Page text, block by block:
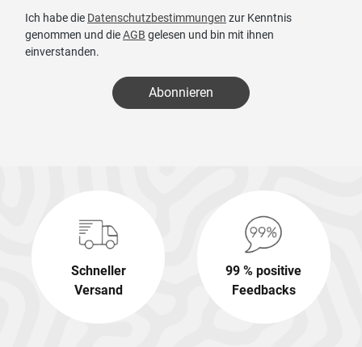
Ich habe die Datenschutzbestimmungen zur Kenntnis
genommen und dieAGB gelesen und bin mit ihnen
einverstanden.
Abonnieren
Schneller
Versand
99 % positive
Feedbacks